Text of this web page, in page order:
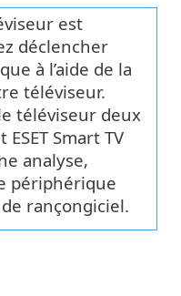
est
déclencher
à l’aide de la
téléviseur.
téléviseur deux
Smart TV
analyse,
périphérique
rançongiciel.